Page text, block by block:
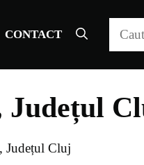
CONTACT
Județul
Județul Cluj